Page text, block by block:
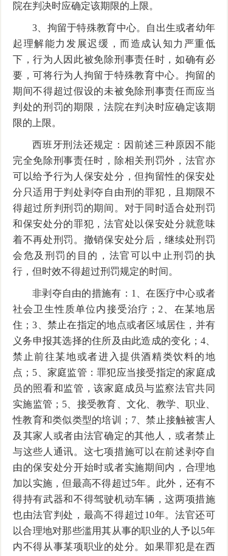
院在判决时应确定该期限的上限。
3、拘留于特殊教育中心。自出生或者幼年
起理解能力发展迟缓，而造成认知力严重低
下，行为人因此被免除刑事责任时，如确有必
要，可将行为人拘留于特殊教育中心。拘留的
期间不得超过假设的未被免除刑事责任而应当
判处的刑罚的期限，法院在判决时应确定该期
限的上限。
西班牙刑法还规定：因前述三种原因不能
完全免除刑事责任时，除相关刑罚外，法官亦
可以给予行为人保安处分，但拘留性的保安处
分只适用于判处剥夺自由刑的罪犯，且期限不
得超过所判刑罚的期间。对于同时适合处刑罚
和保安处分的罪犯，法官处以保安处分就意味
着不再处刑罚。撤销保安处分后，继续处刑罚
会危及刑罚的目的，法官可以中止刑罚的执
行，但时效不得超过刑罚规定的时间。
非剥夺自由的措施有：1、在医疗中心或者
社会卫生性质单位内接受治疗；2、在某地居
住；3、禁止在指定的地点或者区域居住，并有
义务申报其选择的住所及由此造成的变化；4、
禁止前往某地或者进入提供酒精类饮料的地
点；5、家庭监管：罪犯应当接受指定的家庭成
员的照看和监管，该家庭成员与监察法官共同
实施监管；5、接受教育、文化、教学、职业、
性教育和类似类型的培训；7、禁止接触被害人
及其家人或者由法官确定的其他人，或者禁止
与这些人通讯。这七项措施可以在前述剥夺自
由的保安处分开始时或者实施期间内，合理地
加以实施，但最高不得超过5年。此外，还有不
得持有武器和不得驾驶机动车辆，这两项措施
也由法官判处，最高不得超过10年。法官还可
以合理地对那些滥用其从事的职业的人予以5年
内不得从事某项职业的处分。如果罪犯是在西